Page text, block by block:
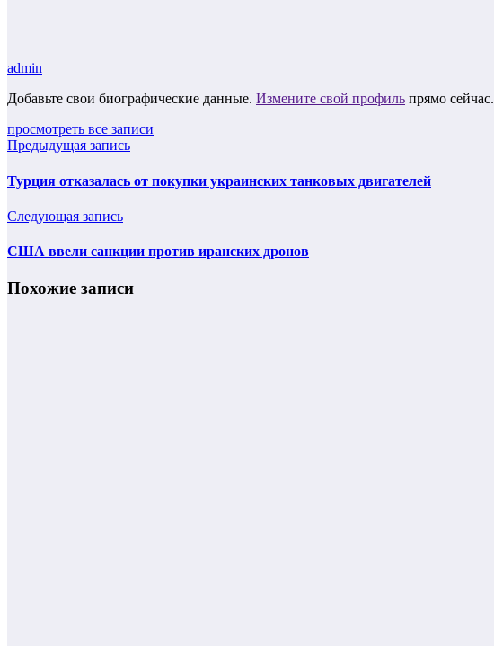
admin
Добавьте свои биографические данные. Измените свой профиль прямо сейчас.
просмотреть все записи
Предыдущая запись
Турция отказалась от покупки украинских танковых двигателей
Следующая запись
США ввели санкции против иранских дронов
Похожие записи